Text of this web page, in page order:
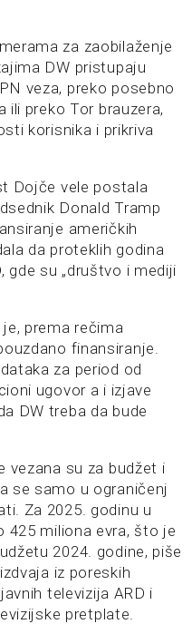
za zaobilaženje
DW pristupaju
veza, preko posebno
preko Tor brauzera,
korisnika i prikriva
Dojče vele postala
Donald Tramp
američkih
da proteklih godina
gde su „društvo i mediji
prema rečima
finansiranje.
za period od
ugovor a i izjave
DW treba da bude
vezana su za budžet i
se samo u ograničenj
Za 2025. godinu u
425 miliona evra, što je
2024. godine, piše
iz poreskih
televizija ARD i
pretplate.